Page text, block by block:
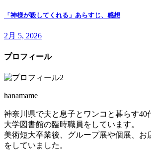
「神様が殺してくれる」あらすじ、感想
2月 5, 2026
プロフィール
hanamame
神奈川県で夫と息子とワンコと暮らす40
大学図書館の臨時職員をしています。
美術短大卒業後、グループ展や個展、お
をしていました。